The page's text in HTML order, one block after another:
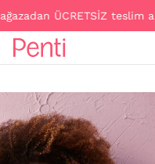
ÜCRETSİZ teslim al!